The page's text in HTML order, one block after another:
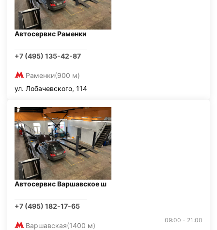
Автосервис Раменки
+7 (495) 135-42-87
Раменки(900 м)
ул. Лобачевского, 114
Автосервис Варшавское ш
+7 (495) 182-17-65
Варшавская(1400 м)
09:00 - 21:00